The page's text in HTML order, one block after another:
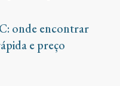
onde encontrar
e preço